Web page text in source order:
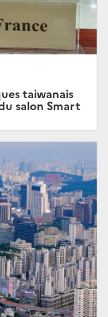
taiwanais
salon Smart